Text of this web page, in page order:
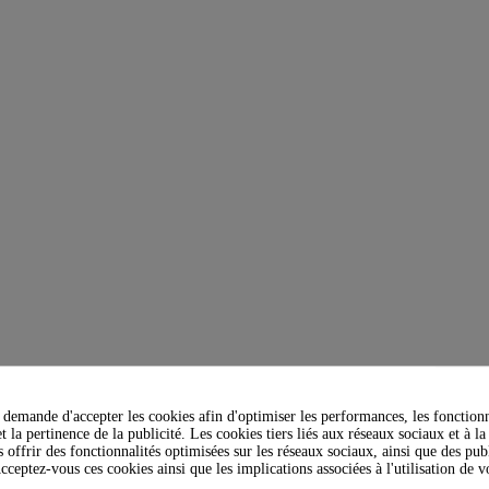
Bull
demande d'accepter les cookies afin d'optimiser les performances, les
la pertinence de la publicité. Les cookies tiers liés aux réseaux sociaux et à
offrir des fonctionnalités optimisées sur les réseaux sociaux, ainsi que des
vous ces cookies ainsi que les implications associées à l'utilisation de